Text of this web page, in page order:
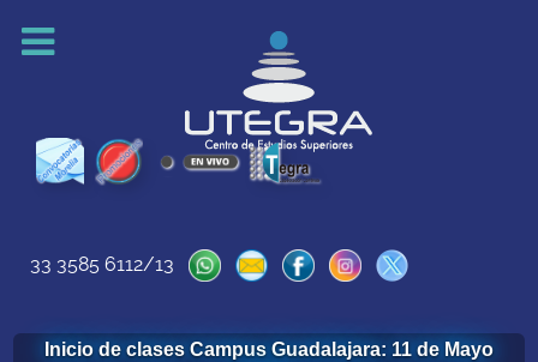
33 3585 6112/13
Inicio de clases Campus Guadalajara: 11 de Mayo